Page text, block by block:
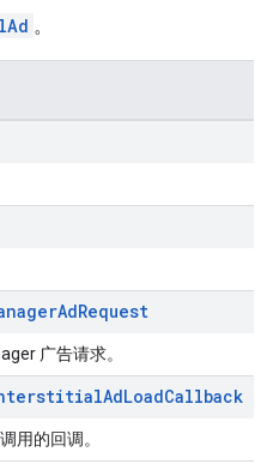
。
AdRequest
广告请求。
AdLoadCallback
用的回调。